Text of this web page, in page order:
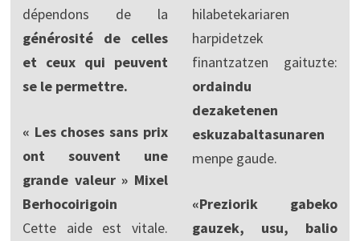
dépendons de la
générosité de celles
et ceux qui peuvent
se le permettre.
« Les choses sans prix
ont souvent une
grande valeur » Mixel
Berhocoirigoin
Cette aide est vitale.
hilabetekariaren
harpidetzek
finantzatzen gaituzte:
ordaindu
dezaketenen
eskuzabaltasunaren
menpe gaude.
«Preziorik gabeko
gauzek, usu, balio